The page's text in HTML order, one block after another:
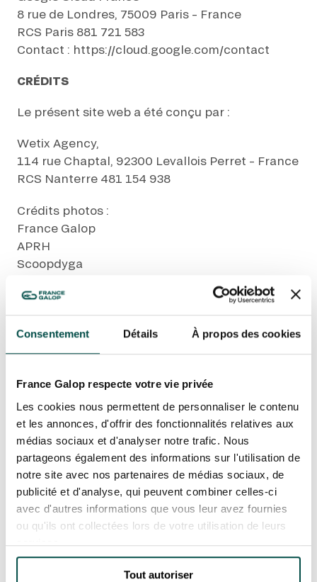
Consentement Détails À propos des cookies
France Galop respecte votre vie privée
Les cookies nous permettent de personnaliser le contenu
et les annonces, d'offrir des fonctionnalités relatives aux
médias sociaux et d'analyser notre trafic. Nous
partageons également des informations sur l'utilisation de
notre site avec nos partenaires de médias sociaux, de
publicité et d'analyse, qui peuvent combiner celles-ci
avec d'autres informations que vous leur avez fournies
ou qu'ils ont collectées lors de votre utilisation de leurs
services.
Tout autoriser
JEUXDI BY PARISLONGCHAMP
LA GARDEN PARTY - CYGAMES GRAND PRIX DE PARIS -
14 JUILLET
LA GARDEN PARTY - CYGAMES GRAND PRIX DE PARIS -
TOUS NOS ÉVÉNEMENTS
OFFRES, PASS & ABONNEMENTS
ABONNEMENTS ANNUELS
JOURS DE COURSES
JOURS DE COURSES
PARKING
EN FAMILLE
EN FAMILLE
ENTRE AMIS
ENTRE AMIS
POUR LE SPORT
POUR FAIRE LA FÊTE
POUR FAIRE LA FÊTE
EN COUPLE
8 rue de Londres, 75009 Paris – France
RCS Paris 881 721 583
Contact : https://cloud.google.com/contact
CRÉDITS
Le présent site web a été conçu par :
Wetix Agency,
114 rue Chaptal, 92300 Levallois Perret – France
RCS Nanterre 481 154 938
Crédits photos :
France Galop
APRH
Scoopdyga
Florian Léger – Share&Dare
Bruno Vandevelde
Depuis 1983, le PMU s’est engagé sur le Jeu
France Galop soutient ce programme qui vise à
ce que le jeu reste un plaisir parmi d’autres et ne
devienne pas un problème.
Si nécessaire, vous pouvez contacter SOS-
Joueurs, qui est une association à but non
lucratif ayant pour objectif d’aider les joueurs en
cas de difficultés ainsi que leur famille. Vous
les joindre au 09-69-39-55-12 (appel non